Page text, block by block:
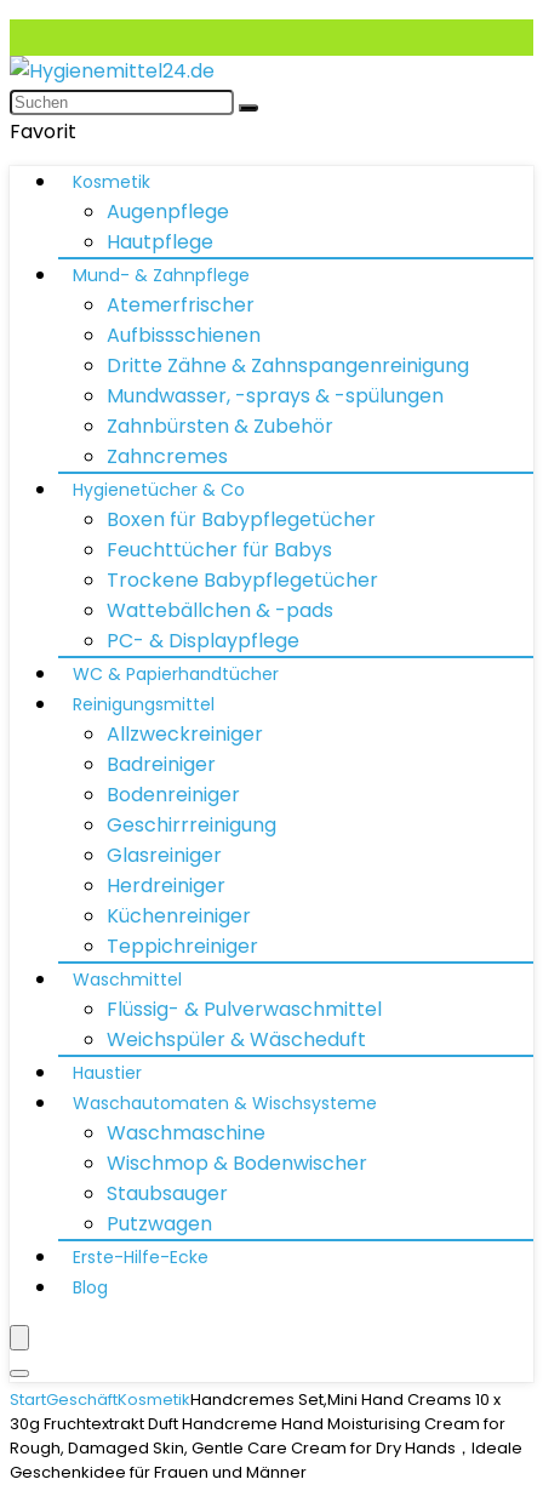
Favorit
Kosmetik
Augenpflege
Hautpflege
Mund- & Zahnpflege
Atemerfrischer
Aufbissschienen
Dritte Zähne & Zahnspangenreinigung
Mundwasser, -sprays & -spülungen
Zahnbürsten & Zubehör
Zahncremes
Hygienetücher & Co
Boxen für Babypflegetücher
Feuchttücher für Babys
Trockene Babypflegetücher
Wattebällchen & -pads
PC- & Displaypflege
WC & Papierhandtücher
Reinigungsmittel
Allzweckreiniger
Badreiniger
Bodenreiniger
Geschirrreinigung
Glasreiniger
Herdreiniger
Küchenreiniger
Teppichreiniger
Waschmittel
Flüssig- & Pulverwaschmittel
Weichspüler & Wäscheduft
Haustier
Waschautomaten & Wischsysteme
Waschmaschine
Wischmop & Bodenwischer
Staubsauger
Putzwagen
Erste-Hilfe-Ecke
Blog
StartGeschäftKosmetikHandcremes Set,Mini Hand Creams 10 x
30g Fruchtextrakt Duft Handcreme Hand Moisturising Cream for
Rough, Damaged Skin, Gentle Care Cream for Dry Hands，Ideale
Geschenkidee für Frauen und Männer